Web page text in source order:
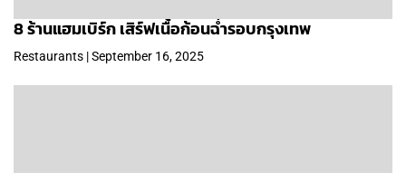
8 ร้านแฮมเบิร์ก เสิร์ฟเนื้อก้อนฉ่ำรอบกรุงเทพ
Restaurants | September 16, 2025